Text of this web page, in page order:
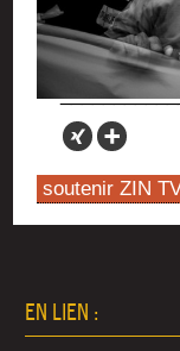
EN LIEN :
soutenir ZIN